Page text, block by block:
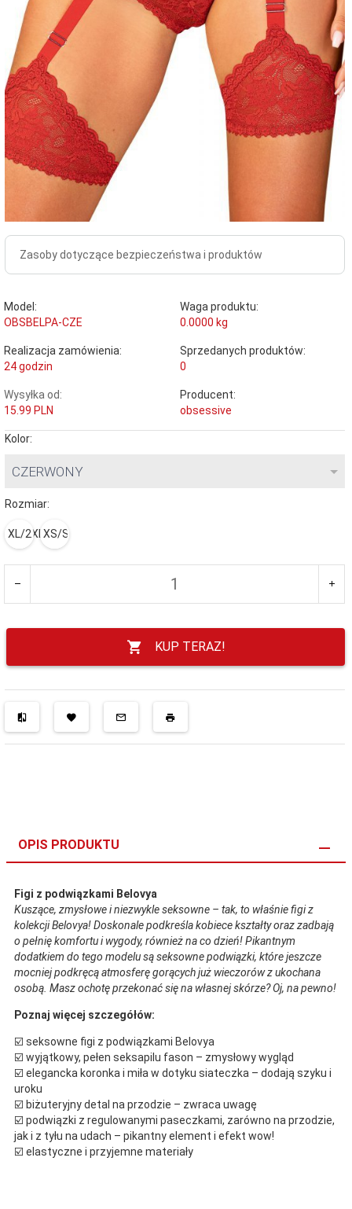
Zasoby dotyczące bezpieczeństwa i produktów
Model:
OBSBELPA-CZE
Waga produktu:
0.0000 kg
Realizacja zamówienia:
24 godzin
Sprzedanych produktów:
0
Wysyłka od:
15.99 PLN
Producent:
obsessive
Kolor:
CZERWONY
Rozmiar:
XL/2XLXS/S
KUP TERAZ!
OPIS PRODUKTU
Figi z podwiązkami Belovya
Kuszące, zmysłowe i niezwykle seksowne – tak, to właśnie figi z
kolekcji Belovya! Doskonale podkreśla kobiece kształty oraz zadbają
o pełnię komfortu i wygody, również na co dzień! Pikantnym
dodatkiem do tego modelu są seksowne podwiązki, które jeszcze
mocniej podkręcą atmosferę gorących już wieczorów z ukochana
osobą. Masz ochotę przekonać się na własnej skórze? Oj, na pewno!
Poznaj więcej szczegółów:
☑️ seksowne figi z podwiązkami Belovya
☑️ wyjątkowy, pełen seksapilu fason – zmysłowy wygląd
☑️ elegancka koronka i miła w dotyku siateczka – dodają szyku i
uroku
☑️ biżuteryjny detal na przodzie – zwraca uwagę
☑️ podwiązki z regulowanymi paseczkami, zarówno na przodzie,
jak i z tyłu na udach – pikantny element i efekt wow!
☑️ elastyczne i przyjemne materiały